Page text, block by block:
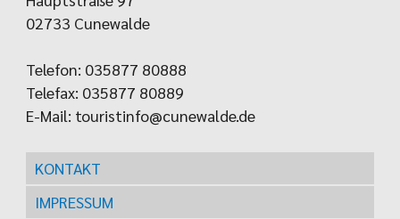
02733 Cunewalde
Telefon: 035877 80888
Telefax: 035877 80889
E-Mail: touristinfo@cunewalde.de
KONTAKT
IMPRESSUM